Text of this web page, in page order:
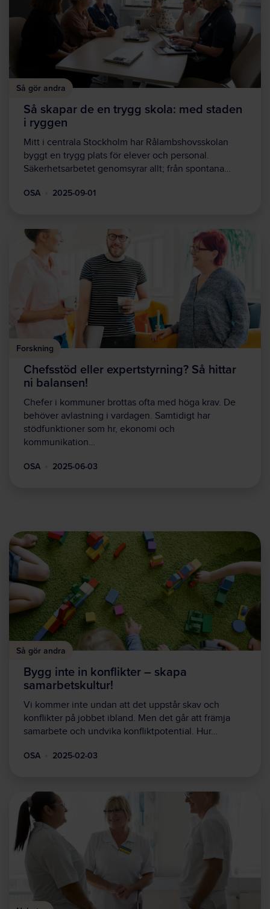
Så gör andra
Så skapar de en trygg skola: med staden
i ryggen
Mitt i centrala Stockholm har Rålambshovsskolan
byggt en trygg plats för elever och personal.
Säkerhetsarbetet genomsyrar allt; från spontana…
OSA 2025-09-01
Forskning
Chefsstöd eller expertstyrning? Så hittar
ni balansen!
Chefer i kommuner brottas ofta med höga krav. De
behöver avlastning i vardagen. Samtidigt har
stödfunktioner som hr, ekonomi och
kommunikation…
OSA 2025-06-03
Så gör andra
Bygg inte in konflikter – skapa
samarbetskultur!
Vi kommer inte undan att det uppstår skav och
konflikter på jobbet ibland. Men det går att främja
samarbete och undvika konfliktpotential. Hur…
OSA 2025-02-03